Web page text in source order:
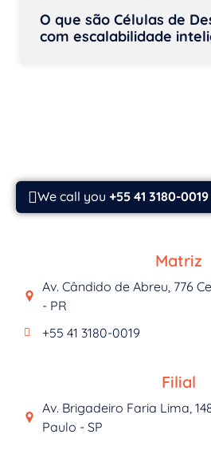
O que são Células de
com escalabilidade
We call you +55 41 3180-0019
Matriz
Av. Cândido de Abreu, 776
- PR
+55 41 3180-0019
Filial
Av. Brigadeiro Faria Lima,
Paulo - SP